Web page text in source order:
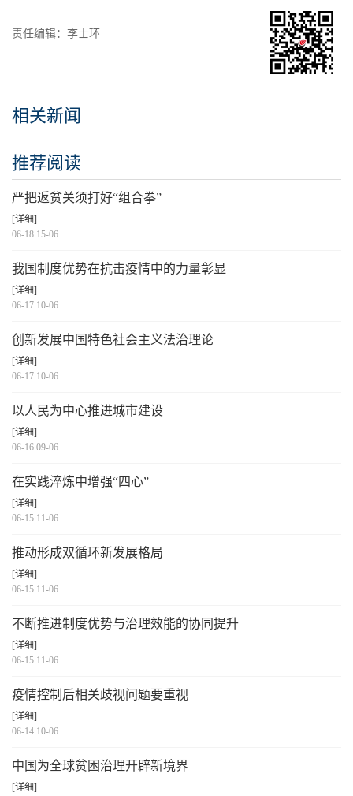
责任编辑：李士环
相关新闻
推荐阅读
严把返贫关须打好“组合拳”
[详细]
06-18 15-06
我国制度优势在抗击疫情中的力量彰显
[详细]
06-17 10-06
创新发展中国特色社会主义法治理论
[详细]
06-17 10-06
以人民为中心推进城市建设
[详细]
06-16 09-06
在实践淬炼中增强“四心”
[详细]
06-15 11-06
推动形成双循环新发展格局
[详细]
06-15 11-06
不断推进制度优势与治理效能的协同提升
[详细]
06-15 11-06
疫情控制后相关歧视问题要重视
[详细]
06-14 10-06
中国为全球贫困治理开辟新境界
[详细]